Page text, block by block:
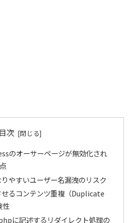
目次
のオーサーページが無効化され
やすいユーザー名漏洩のリスク
せるコンテンツ重複（Duplicate
に記述するリダイレクト処理の